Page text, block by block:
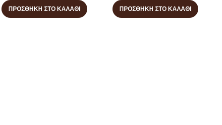
ΠΡΟΣΘΉΚΗ ΣΤΟ ΚΑΛΆΘΙ ΠΡΟΣΘΉΚΗ ΣΤΟ ΚΑΛΆΘΙ